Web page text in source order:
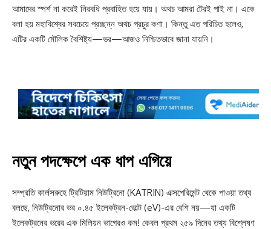
আমাদের স্পর্শ না করেই নিরবধি প্রবাহিত হয়ে যায়। অথচ আমরা টেরই পাই না। একে
বলা হয় মহাবিশ্বের সবচেয়ে প্রচ্ছন্ন অথচ প্রচুর কণা। কিন্তু এত পরিচিত হলেও,
এটির একটি মৌলিক বৈশিষ্ট্য—ভর—আজও নিশ্চিতভাবে জানা যায়নি।
নতুন পদক্ষেপে এক ধাপ এগিয়ে
সম্প্রতি কার্লসরুহে ট্রিটিয়াম নিউট্রিনো (KATRIN) এক্সপেরিমেন্ট থেকে পাওয়া তথ্য
বলছে, নিউট্রিনোর ভর ০.৪৫ ইলেকট্রন-ভোল্ট (eV)-এর বেশি নয়—যা একটি
ইলেকট্রনের ভরের এক মিলিয়ন ভাগেরও কম! কেবল প্রথম ২৫৯ দিনের তথ্য বিশ্লেষণ